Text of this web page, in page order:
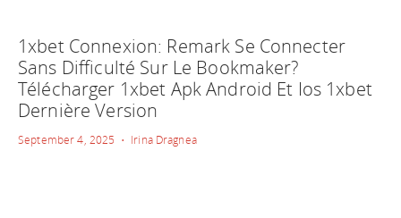
1xbet Connexion: Remark Se Connecter
Sans Difficulté Sur Le Bookmaker?
Télécharger 1xbet Apk Android Et Ios 1xbet
Dernière Version
September 4, 2025 • Irina Dragnea